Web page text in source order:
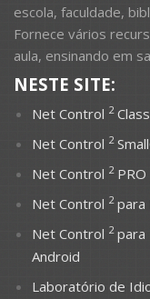
escola, faculdade,
Fornece vários
aula, ensinando em
NESTE SITE:
Net Control 2
Net Control 2
Net Control 2PRO
Net Control 2para
Net Control 2para
Android
Laboratório de